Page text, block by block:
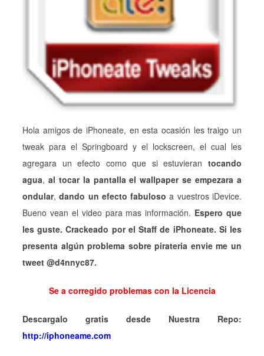
Hola amigos de iPhoneate, en esta ocasión les traigo un
tweak para el Springboard y el lockscreen, el cual les
agregara un efecto como que si estuvieran tocando
agua, al tocar la pantalla el wallpaper se empezara a
ondular, dando un efecto fabuloso a vuestros iDevice.
Bueno vean el video para mas información. Espero que
les guste. Crackeado por el Staff de iPhoneate. Si les
presenta algún problema sobre pirateria envie me un
tweet @d4nnyc87.
Se a corregido problemas con la Licencia
Descargalo gratis desde Nuestra Repo:
http://iphoneame.com